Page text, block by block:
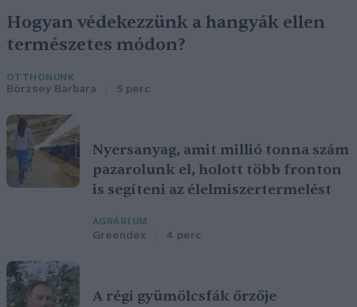
Hogyan védekezzünk a hangyák ellen
természetes módon?
OTTHONUNK
Börzsey Barbara 5 perc
Nyersanyag, amit millió tonna szám
pazarolunk el, holott több fronton
is segíteni az élelmiszertermelést
AGRÁRIUM
Greendex 4 perc
A régi gyümölcsfák őrzője